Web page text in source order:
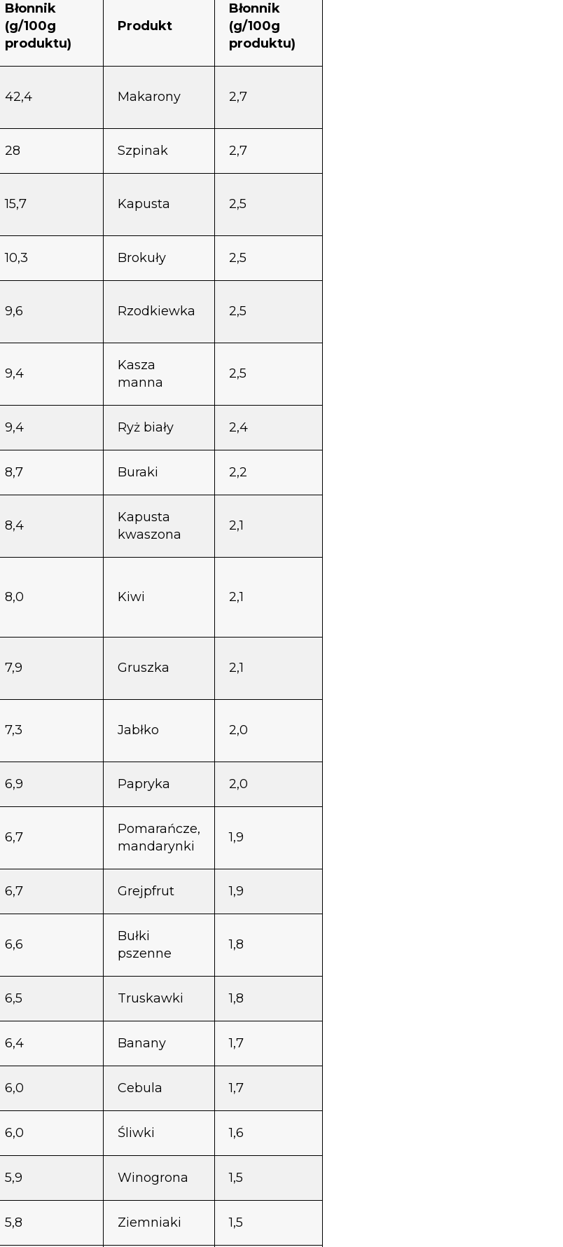
Błonnik
(g/100g
produktu)
Produkt
Błonnik
(g/100g
produktu)
42,4 Makarony 2,7
28 Szpinak 2,7
15,7 Kapusta 2,5
10,3 Brokuły 2,5
9,6 Rzodkiewka 2,5
9,4
Kasza
manna
2,5
9,4 Ryż biały 2,4
8,7 Buraki 2,2
8,4
Kapusta
kwaszona
2,1
8,0 Kiwi 2,1
7,9 Gruszka 2,1
7,3 Jabłko 2,0
6,9 Papryka 2,0
6,7
Pomarańcze,
mandarynki
1,9
6,7 Grejpfrut 1,9
6,6
Bułki
pszenne
1,8
6,5 Truskawki 1,8
6,4 Banany 1,7
6,0 Cebula 1,7
6,0 Śliwki 1,6
5,9 Winogrona 1,5
5,8 Ziemniaki 1,5